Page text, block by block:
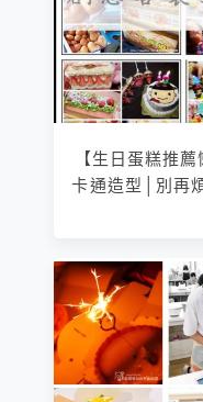
【生日蛋糕推
卡通造型│別再